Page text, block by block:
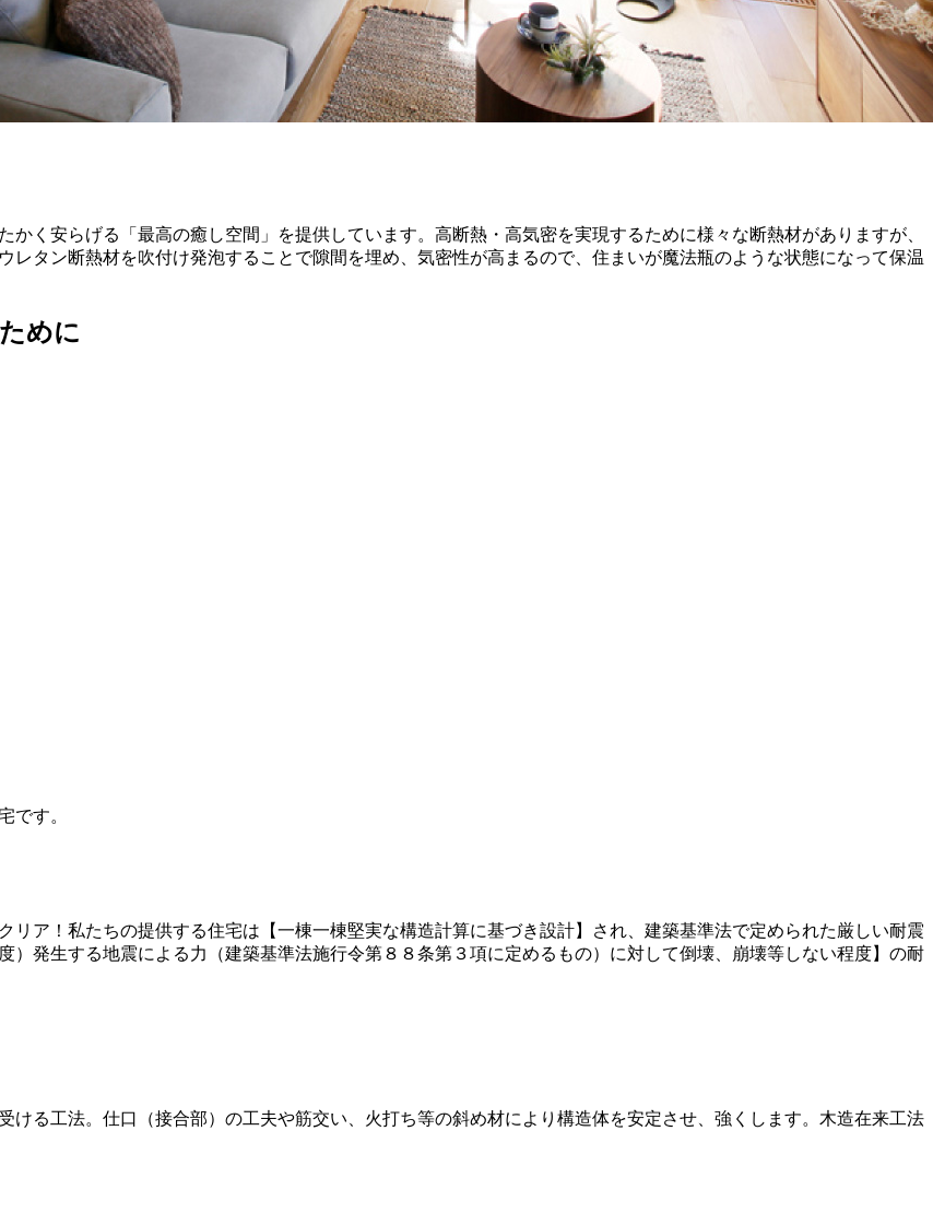
く安らげる「最高の癒し空間」を提供しています。高断熱・高気密を実現するために様々な断熱材がありますが、
タン断熱材を吹付け発泡することで隙間を埋め、気密性が高まるので、住まいが魔法瓶のような状態になって保温
めに
です。
ア！私たちの提供する住宅は【一棟一棟堅実な構造計算に基づき設計】され、建築基準法で定められた厳しい耐震
発生する地震による力（建築基準法施行令第８８条第３項に定めるもの）に対して倒壊、崩壊等しない程度】の耐
る工法。仕口（接合部）の工夫や筋交い、火打ち等の斜め材により構造体を安定させ、強くします。木造在来工法